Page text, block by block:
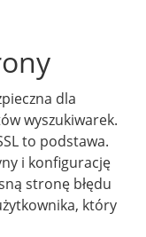
dla
wyszukiwarek.
to podstawa.
i konfigurację
stronę błędu
który